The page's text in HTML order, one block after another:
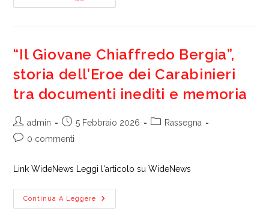
Dei
A
Scanno:
Libro
Dedicato
A
Chiaffredo
“Il Giovane Chiaffredo Bergia”,
storia dell’Eroe dei Carabinieri
tra documenti inediti e memoria
Autore
dell'articolo:
admin
Articolo
pubblicato:
5 Febbraio 2026
Categoria
Rassegna
Commenti
0 commenti
Link WideNews Leggi l'articolo su WideNews
Continua A Leggere
“Il
Giovane